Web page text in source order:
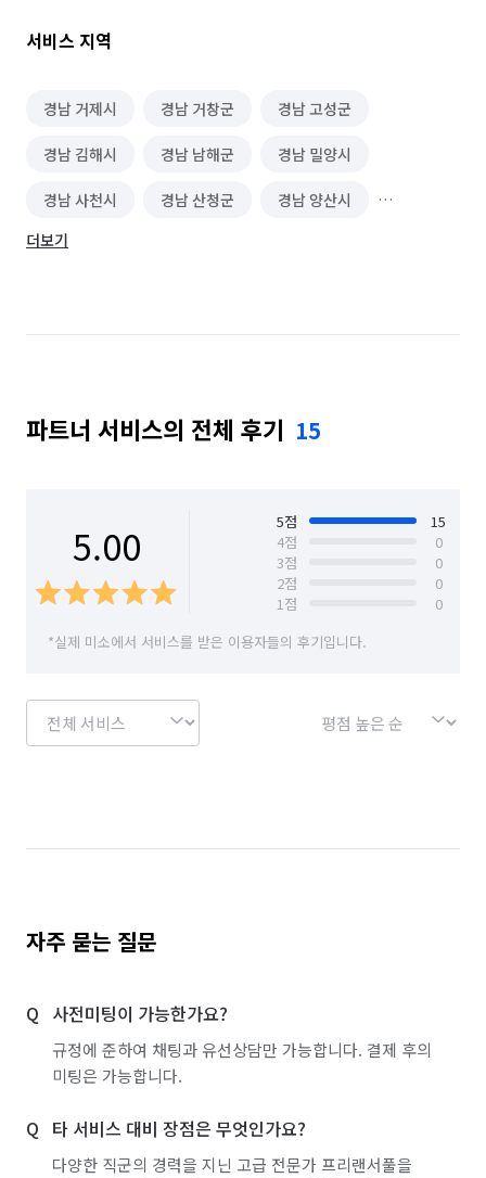
⏱️ 상담 가능 시간 : 오전 7시 - 오후 11시
🌠 현장 투입 인원 백신 접종 완료
👉 질문답변
욕실 리모델링, 타일 시공, 각종 도기시공, 방수작업, 누수공사 등
Q. 서비스의 견적은 어떤 방식으로 산정 되나요?
Q. 완료한 서비스 중 대표적인 서비스는 무엇인가요? 소요 시간은
3일이내에는 모든 일정이 마무리 됩니다.
하자가 없음에도 불구하고 고객님의 단순 변심으로 인한 환불은
불가능하며 처음에 고객님과의 약속대로 이행이 안되었을 경우엔
서비스 지역
경남 거제시 경남 거창군 경남 고성군
경남 김해시 경남 남해군 경남 밀양시
경남 사천시 경남 산청군 경남 양산시
경남 의령군
경남 창원시 성산구 경남 창원시 의창구
경남 함안군 경남 함양군 경남 합천군
부산 동래구
부산 부산진구 부산 사상구
부산 사하구 부산 서구 부산 수영구
부산 연제구 부산 영도구 부산 중구
부산 해운대구
더보기
파트너 서비스의 전체 후기 15
5.00 5점
15
4점
0
3점
0
2점
0
1점
0
*실제 미소에서 서비스를 받은 이용자들의 후기입니다.
자주 묻는 질문
사전미팅이 가능한가요?
규정에 준하여 채팅과 유선상담만 가능합니다. 결제 후의
미팅은 가능합니다.
타 서비스 대비 장점은 무엇인가요?
다양한 직군의 경력을 지닌 고급 전문가 프리랜서풀을